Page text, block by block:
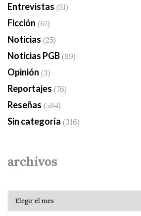
Entrevistas (51)
Ficción (61)
Noticias (25)
Noticias PGB(89)
Opinión (3)
Reportajes (76)
Reseñas (584)
Sin categoría (316)
archivos